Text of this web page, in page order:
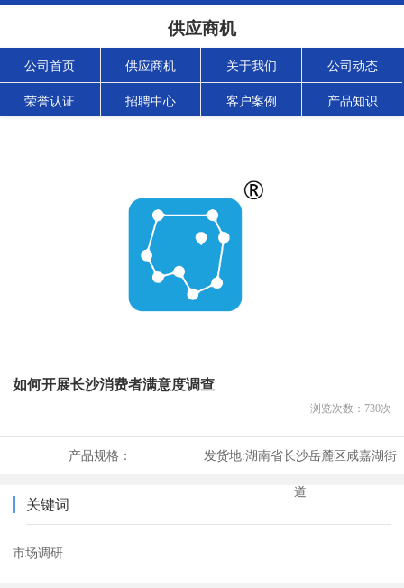
供应商机
公司首页 供应商机 关于我们 公司动态
荣誉认证 招聘中心 客户案例 产品知识
如何开展长沙消费者满意度调查
浏览次数： 730次
产品规格： 发货地:湖南省长沙岳麓区咸嘉湖街
道
关键词
市场调研